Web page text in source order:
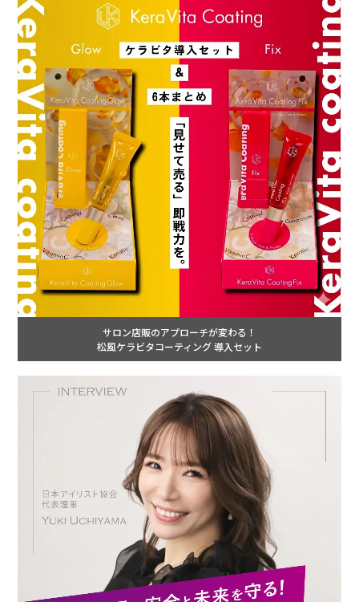
サロン店販のアプローチが変わる！
松風ケラビタコーティング 導入セット